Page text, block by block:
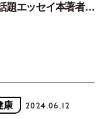
題エッセイ本著者の
康 2024.06.12